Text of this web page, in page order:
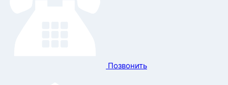
Позвонить